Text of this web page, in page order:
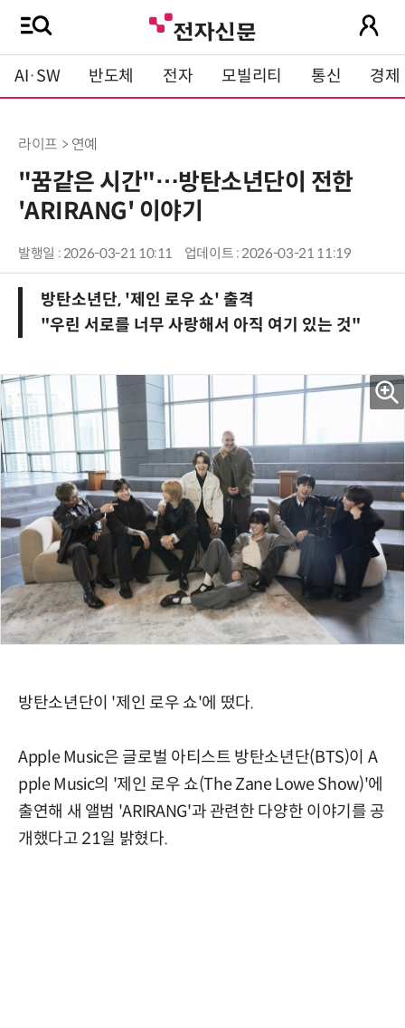
AI·SW 반도체 전자 모빌리티 통신 경제
라이프 > 연예
"꿈같은 시간"…방탄소년단이 전한
'ARIRANG' 이야기
발행일 : 2026-03-21 10:11 업데이트 : 2026-03-21 11:19
방탄소년단, '제인 로우 쇼' 출격
"우린 서로를 너무 사랑해서 아직 여기 있는 것"
방탄소년단이 '제인 로우 쇼'에 떴다.
Apple Music은 글로벌 아티스트 방탄소년단(BTS)이 A
pple Music의 '제인 로우 쇼(The Zane Lowe Show)'에
출연해 새 앨범 'ARIRANG'과 관련한 다양한 이야기를 공
개했다고 21일 밝혔다.